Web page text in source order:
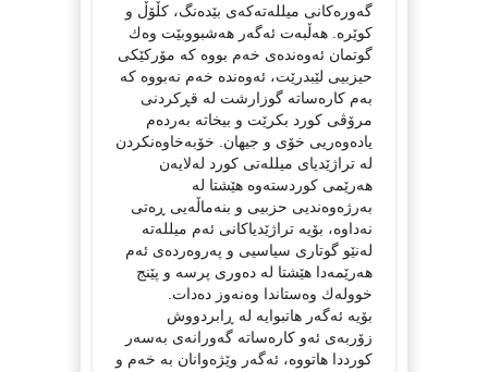
گه‌وره‌كانی میلله‌ته‌كه‌ی بێده‌نگ، كڵۆڵ و
كوێره‌‌. هەڵبەت ئەگەر هەشبووبێت وه‌ك
گوتمان ئەوەندەی خەم بووە کە مۆرکێکی
حیزبیی لێبدرێت، ئەوەندە خەم نەبووە کە
بەم کارەساتە گوزارشت لە قڕکردنی
مرۆڤی کورد بکرێت و بیخاتە بەردەم
یادەوەریی خۆی و جیهان. خۆبه‌خاوه‌نكردن
له‌ تراژێدیای میلله‌تی كورد له‌لایه‌ن
هه‌رێمی كوردسته‌وه‌ هێشتا له‌
به‌رژه‌وه‌ندیی حزبیی و بنه‌ماڵه‌یی ڕه‌تی
نه‌داوه‌، بۆیه‌ تراژێدیاكانی ئه‌م میلله‌ته‌
‌له‌نێو گوتاری سیاسیی و په‌روه‌رده‌ی ئه‌م
هه‌رێمه‌دا هێشتا له‌ ده‌وری پرسه‌ و پێنج
خووله‌ك وه‌ستاندا وه‌نه‌وز ده‌دات.
بۆیه‌ ئه‌گه‌ر هاتبوایه‌ له‌ ڕابردووش
زۆربه‌ی ئه‌و كاره‌ساته‌ گه‌ورانه‌ی به‌سه‌ر
كورددا هاتووه‌، ئه‌گه‌ر وێژه‌وانان به‌ خه‌م و